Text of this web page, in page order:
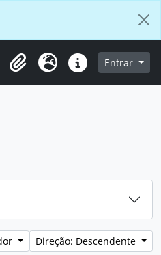
Área de transferência
Idioma Ligações rápidas
Entrar
Direção: Descendente